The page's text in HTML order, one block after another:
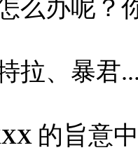
么办呢？
拉、暴君
的旨意